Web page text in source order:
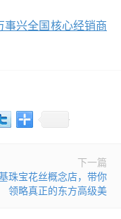
事兴全国核心经销商
下一篇
珠宝花丝概念店，带你
领略真正的东方高级美